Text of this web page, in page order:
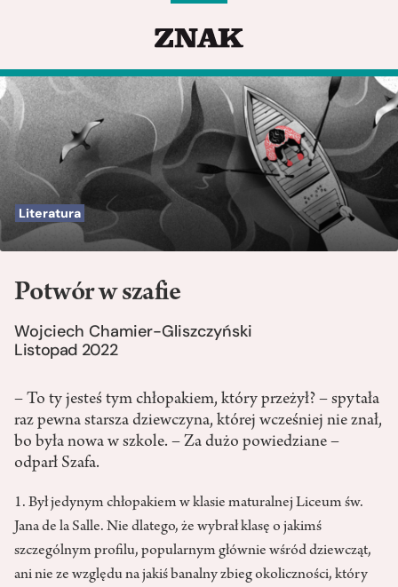
Literatura
Potwór w szafie
Wojciech Chamier-Gliszczyński
Listopad 2022
– To ty jesteś tym chłopakiem, który przeżył? – spytała
raz pewna starsza dziewczyna, której wcześniej nie znał,
bo była nowa w szkole. – Za dużo powiedziane –
odparł Szafa.
1. Był jedynym chłopakiem w klasie maturalnej Liceum św.
Jana de la Salle. Nie dlatego, że wybrał klasę o jakimś
szczególnym profilu, popularnym głównie wśród dziewcząt,
ani nie ze względu na jakiś banalny zbieg okoliczności, który